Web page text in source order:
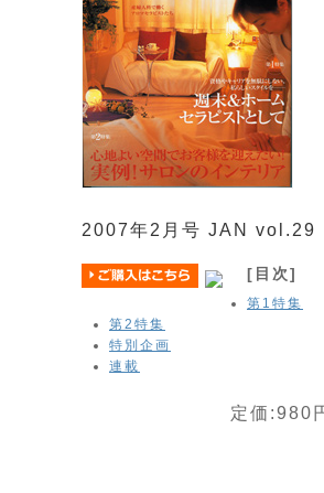
2007年2月号 JAN vol.29
[目次]
第1特集
第2特集
特別企画
連載
定価:980